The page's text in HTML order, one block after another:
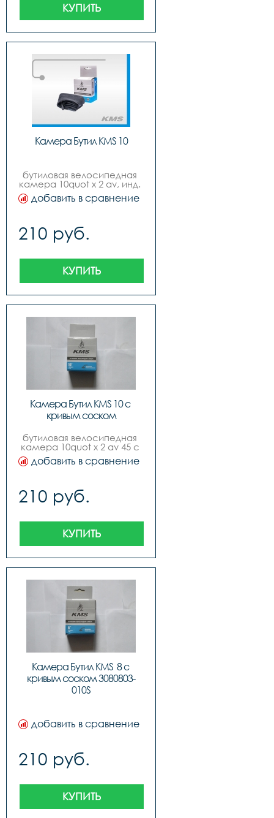
КУПИТЬ
Камера Бутил KMS 10
бутиловая велосипедная
камера 10quot x 2 av, инд.
yпак., русский дизайн,
бренд quotkmsquot
добавить в сравнение
210 руб.
КУПИТЬ
Камера Бутил KMS 10 с
кривым соском
бутиловая велосипедная
камера 10quot x 2 av 45 с
кривым соском, инд.
yпак., русский дизайн,
добавить в сравнение
210 руб.
КУПИТЬ
Камера Бутил KMS  8 с
кривым соском 3080803-
010S
добавить в сравнение
210 руб.
КУПИТЬ